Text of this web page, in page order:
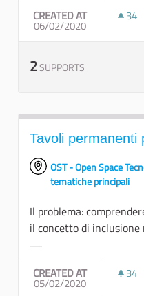
CREATED AT
06/02/2020
34
2SUPPORTS
Tavoli permanenti
OST - Open Space
tematiche principali
Il problema:
il concetto di inclusione
CREATED AT
05/02/2020
34